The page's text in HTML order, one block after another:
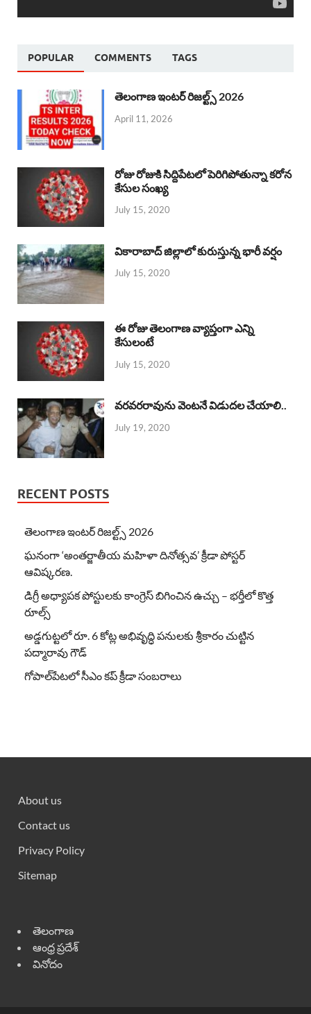
POPULAR COMMENTS TAGS
తెలంగాణ ఇంటర్ రిజల్ట్స్ 2026
April 11, 2026
రోజు రోజుకి సిద్దిపేటలో పెరిగిపోతున్నా కరోన
కేసుల సంఖ్య
July 15, 2020
వికారాబాద్ జిల్లాలో కురుస్తున్న భారీ వర్షం
July 15, 2020
ఈ రోజు తెలంగాణ వ్యాప్తంగా ఎన్ని
కేసులంటే
July 15, 2020
వరవరరావును వెంటనే విడుదల చేయాలి..
July 19, 2020
RECENT POSTS
తెలంగాణ ఇంటర్ రిజల్ట్స్ 2026
ఘనంగా ‘అంతర్జాతీయ మహిళా దినోత్సవ’ క్రీడా పోస్టర్
ఆవిష్కరణ.
డిగ్రీ అధ్యాపక పోస్టులకు కాంగ్రెస్ బిగించిన ఉచ్చు – భర్తీలో కొత్త
రూల్స్
అడ్డగుట్టలో రూ. 6 కోట్ల అభివృద్ధి పనులకు శ్రీకారం చుట్టిన
పద్మారావు గౌడ్
గోపాల్‌పేటలో సీఎం కప్ క్రీడా సంబరాలు
About us
Contact us
Privacy Policy
Sitemap
తెలంగాణ
ఆంధ్ర ప్రదేశ్
వినోదం